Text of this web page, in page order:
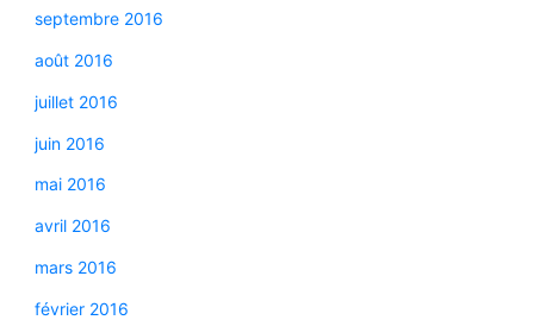
septembre 2016
août 2016
juillet 2016
juin 2016
mai 2016
avril 2016
mars 2016
février 2016